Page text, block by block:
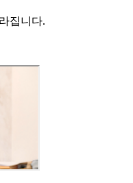
집니다.